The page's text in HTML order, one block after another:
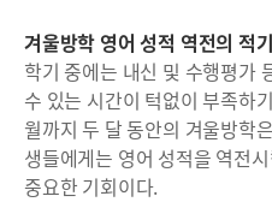
겨울방학 영어 성적 역전의 적
학기 중에는 내신 및 수행평가
수 있는 시간이 턱없이 부족하
월까지 두 달 동안의 겨울방학
생들에게는 영어 성적을 역전
중요한 기회이다.